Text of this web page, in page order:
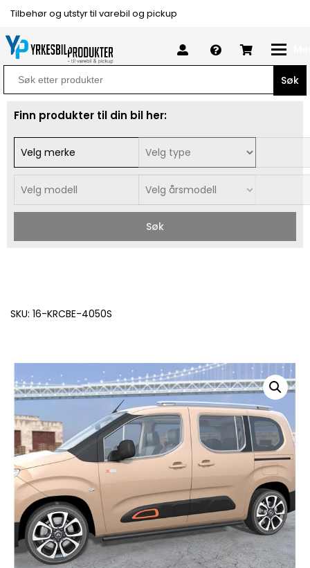
Tilbehør og utstyr til varebil og pickup
Search
for:
Finn produkter til din bil her:
Søk
SKU: 16-KRCBE-4050S